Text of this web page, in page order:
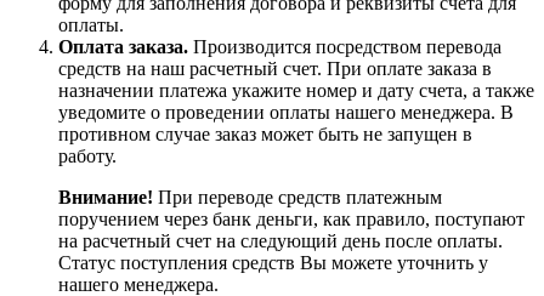
оплаты.
Оплата заказа. Производится посредством перевода
средств на наш расчетный счет. При оплате заказа в
назначении платежа укажите номер и дату счета, а также
уведомите о проведении оплаты нашего менеджера. В
противном случае заказ может быть не запущен в
работу.
Внимание! При переводе средств платежным
поручением через банк деньги, как правило, поступают
на расчетный счет на следующий день после оплаты.
Статус поступления средств Вы можете уточнить у
нашего менеджера.